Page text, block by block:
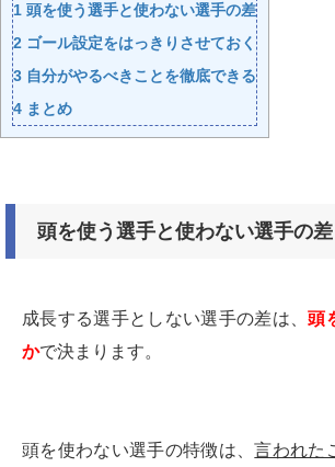
1 頭を使う選手と使わない選手の差
2 ゴール設定をはっきりさせておく
3 自分がやるべきことを徹底できる
4 まとめ
頭を使う選手と使わない選手の差
成長する選手としない選手の差は、頭
かで決まります。
頭を使わない選手の特徴は、言われた